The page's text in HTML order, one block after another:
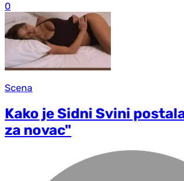
0
Scena
Kako je Sidni Svini
za novac"